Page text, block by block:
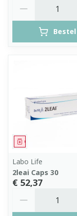
Bestel
Geneesmiddel
Labo Life
2leai Caps 30
€ 52,37